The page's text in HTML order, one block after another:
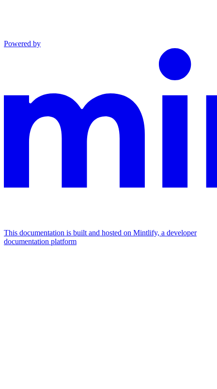
Powered by
This documentation is built and hosted on Mintlify, a developer
documentation platform